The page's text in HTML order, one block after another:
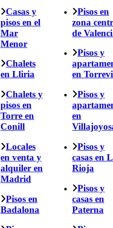
Casas y
pisos en el
Mar
Menor
Chalets
en Lliria
Chalets y
pisos en
Torre en
Conill
Locales
en venta y
alquiler en
Madrid
Pisos en
Badalona
Pisos en
zona
de
Pisos y
en
Pisos y
en
Pisos y
casas en
Rioja
Pisos y
casas en
Paterna